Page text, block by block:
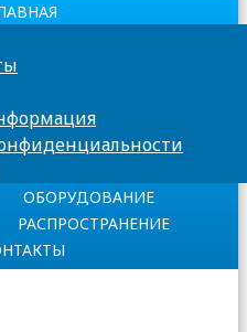
ОБОРУДОВАНИЕ
РАСПРОСТРАНЕНИЕ